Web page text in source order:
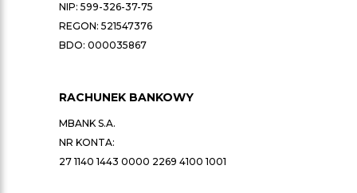
NIP: 599-326-37-75
REGON: 521547376
BDO: 000035867
RACHUNEK BANKOWY
MBANK S.A.
NR KONTA:
27 1140 1443 0000 2269 4100 1001